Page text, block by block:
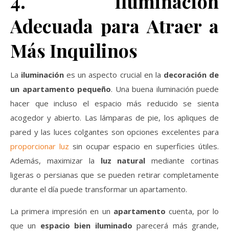
Adecuada para Atraer a
Más Inquilinos
La iluminación es un aspecto crucial en la decoración de
un apartamento pequeño. Una buena iluminación puede
hacer que incluso el espacio más reducido se sienta
acogedor y abierto. Las lámparas de pie, los apliques de
pared y las luces colgantes son opciones excelentes para
proporcionar luz sin ocupar espacio en superficies útiles.
Además, maximizar la luz natural mediante cortinas
ligeras o persianas que se pueden retirar completamente
durante el día puede transformar un apartamento.
La primera impresión en un apartamento cuenta, por lo
que un espacio bien iluminado parecerá más grande,